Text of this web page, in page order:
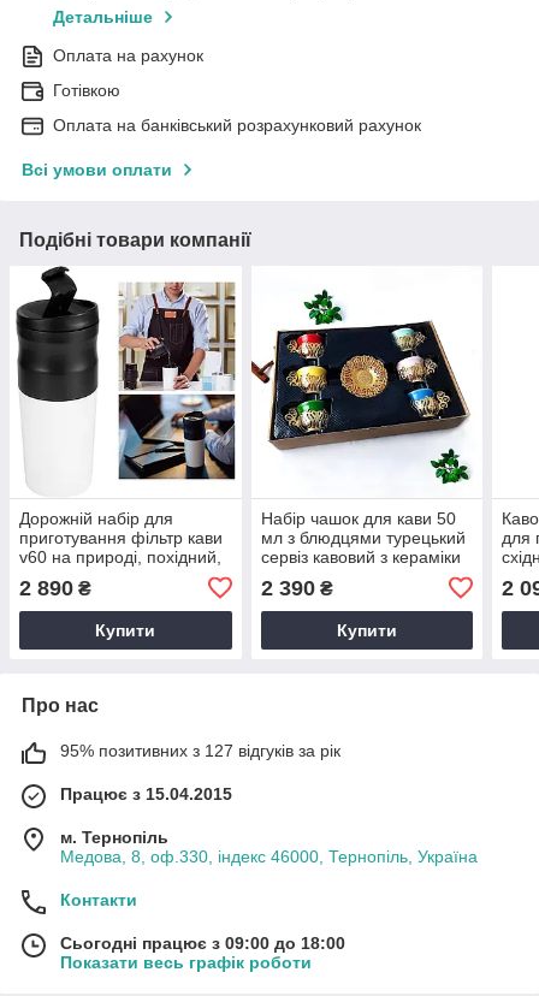
Детальніше
Оплата на рахунок
Готівкою
Оплата на банківський розрахунковий рахунок
Всі умови оплати
Подібні товари компанії
Дорожній набір для
приготування фільтр кави
v60 на природі, похідний,
2 890 ₴
Купити
Набір чашок для кави 50
мл з блюдцями турецький
сервіз кавовий з кераміки
2 390₴
Купити
для
для
2
Про нас
95% позитивних з 127 відгуків за рік
Працює з 15.04.2015
м. Тернопіль
Медова, 8, оф.330, індекс 46000, Тернопіль, Україна
Контакти
Сьогодні працює з 09:00 до 18:00
Показати весь графік роботи